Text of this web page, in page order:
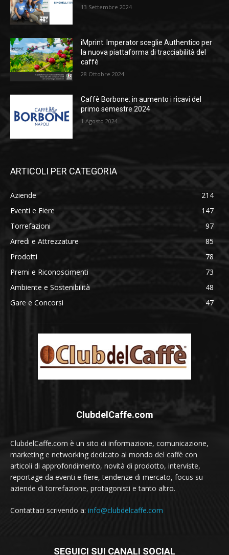
13 Settembre 2024
iMprint. Imperator sceglie Authentico per
la nuova piattaforma di tracciabilità del
caffè
28 Ottobre 2024
Caffè Borbone: in aumento i ricavi del
primo semestre 2024
1 Agosto 2024
ARTICOLI PER CATEGORIA
Aziende
214
Eventi e Fiere
147
Torrefazioni
97
Arredi e Attrezzature
85
Prodotti
78
Premi e Riconoscimenti
73
Ambiente e Sostenibilità
48
Gare e Concorsi
47
ClubdelCaffe.com
ClubdelCaffe.com è un sito di informazione, comunicazione,
marketing e networking dedicato al mondo del caffè con
articoli di approfondimento, novità di prodotto, interviste,
reportage da eventi e fiere, tendenze di mercato, focus su
aziende di torrefazione, protagonisti e tanto altro.
Contattaci scrivendo a: info@clubdelcaffe.com
SEGUICI SUI CANALI SOCIAL